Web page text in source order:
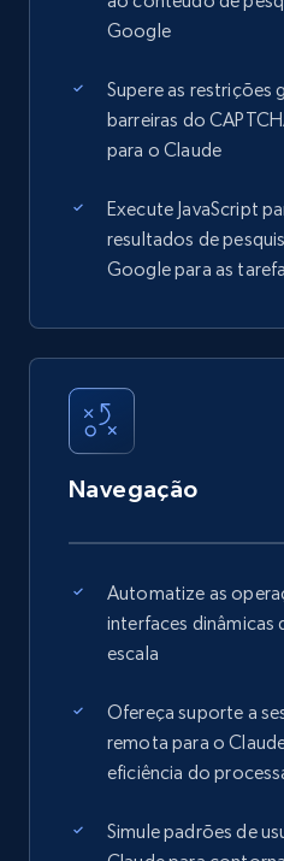
Google
Supere as restrições
barreiras do
para o Claude
Execute JavaScript
resultados de
Google para as
Navegação
Automatize as
interfaces dinâmicas
escala
Ofereça suporte a
remota para o
eficiência do
Simule padrões de